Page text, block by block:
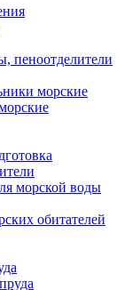
пеноотделители
морские
морской воды
обитателей